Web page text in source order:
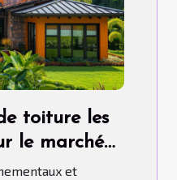
toiture les
le marché
et